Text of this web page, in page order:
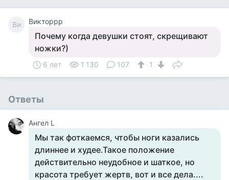
Ви Викторрр
Почему когда девушки стоят, скрещивают
ножки?)
6 лет 1 130 107 1
Ответы
Ангел L
Мы так фоткаемся, чтобы ноги казались
длиннее и худее.Такое положение
действительно неудобное и шаткое, но
красота требует жертв, вот и все дела....